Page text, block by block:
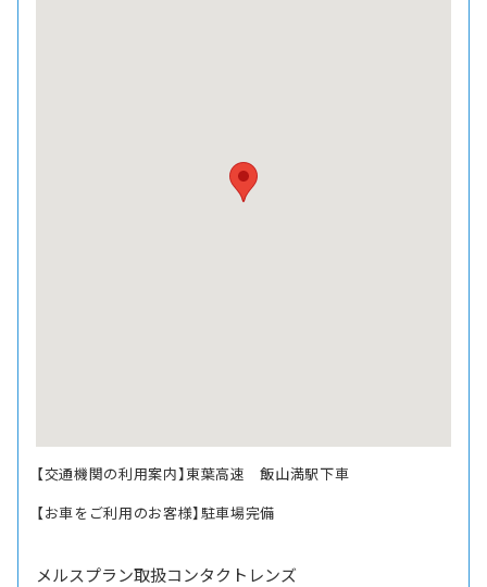
【交通機関の利用案内】東葉高速 飯山満駅下車
【お車をご利用のお客様】駐車場完備
メルスプラン取扱コンタクトレンズ